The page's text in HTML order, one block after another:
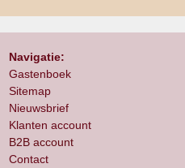
Navigatie:
Gastenboek
Sitemap
Nieuwsbrief
Klanten account
B2B account
Contact